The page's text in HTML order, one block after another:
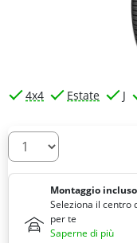
4x4 Estate J
Quantità
Montaggio incluso
Seleziona il centro
per te
Saperne di più